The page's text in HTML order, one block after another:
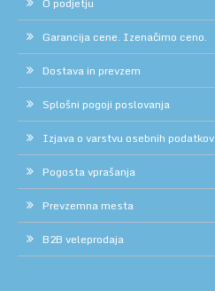
Garancija cene. Izenačimo ceno.
Dostava in prevzem
Splošni pogoji poslovanja
Izjava o varstvu osebnih podatkov
Pogosta vprašanja
Prevzemna mesta
B2B veleprodaja